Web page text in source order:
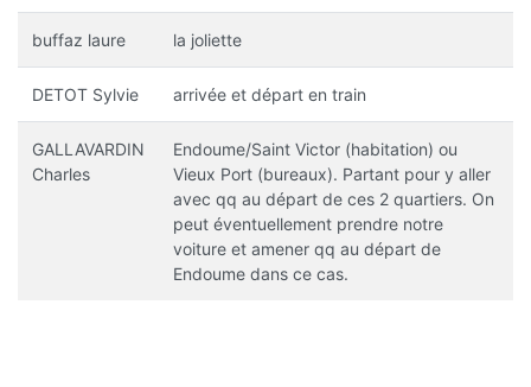
buffaz laure la joliette
DETOT Sylvie arrivée et départ en train
GALLAVARDIN
Charles
Endoume/Saint Victor (habitation) ou
Vieux Port (bureaux). Partant pour y aller
avec qq au départ de ces 2 quartiers. On
peut éventuellement prendre notre
voiture et amener qq au départ de
Endoume dans ce cas.